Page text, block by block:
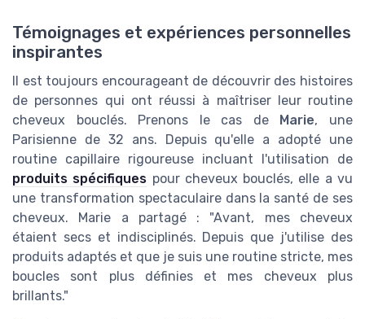
Témoignages et expériences personnelles
inspirantes
Il est toujours encourageant de découvrir des histoires
de personnes qui ont réussi à maîtriser leur routine
cheveux bouclés. Prenons le cas de Marie, une
Parisienne de 32 ans. Depuis qu'elle a adopté une
routine capillaire rigoureuse incluant l'utilisation de
produits spécifiques pour cheveux bouclés, elle a vu
une transformation spectaculaire dans la santé de ses
cheveux. Marie a partagé : "Avant, mes cheveux
étaient secs et indisciplinés. Depuis que j'utilise des
produits adaptés et que je suis une routine stricte, mes
boucles sont plus définies et mes cheveux plus
brillants."